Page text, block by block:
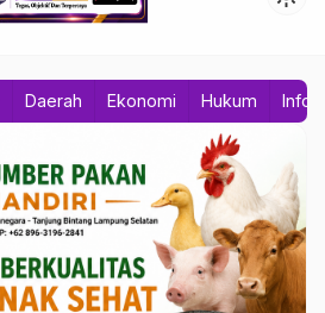
Daerah Ekonomi Hukum Info